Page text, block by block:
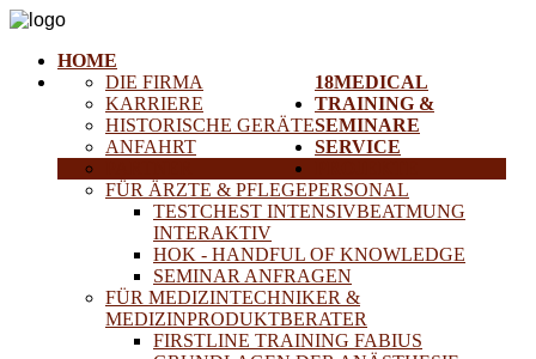
HOME
18MEDICAL
DIE FIRMA
KARRIERE
HISTORISCHE GERÄTE
ANFAHRT
TRAINING &
SEMINARE
FÜR ÄRZTE & PFLEGEPERSONAL
TESTCHEST INTENSIVBEATMUNG
INTERAKTIV
HOK - HANDFUL OF KNOWLEDGE
SEMINAR ANFRAGEN
FÜR MEDIZINTECHNIKER &
MEDIZINPRODUKTBERATER
FIRSTLINE TRAINING FABIUS
SERVICE